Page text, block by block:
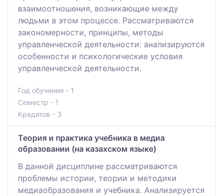
взаимоотношения, возникающие между
людьми в этом процессе. Рассматриваются
закономерности, принципы, методы
управленческой деятельности: анализируются
особенности и психологические условия
управленческой деятельности.
Год обучения - 1
Семестр - 1
Кредитов - 3
Теория и практика учебника в медиа
образовании (на казахском языке)
В данной дисциплине рассматриваются
проблемы истории, теории и методики
медиаобразования и учебника. Анализируется